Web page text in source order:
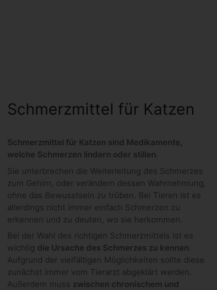
Schmerzmittel für Katzen
Schmerzmittel für Katzen sind Medikamente,
welche Schmerzen lindern oder stillen.
Sie unterbrechen die Weiterleitung des Schmerzes
zum Gehirn, oder verändern dessen Wahrnehmung,
ohne das Bewusstsein zu trüben. Bei Tieren ist es
allerdings nicht immer einfach Schmerzen zu
erkennen und zu deuten, wo sie herkommen.
Bei der Wahl des richtigen Schmerzmittels ist es
wichtig die Ursache des Schmerzes zu kennen.
Aufgrund der vielfältigen Möglichkeiten sollte diese
zunächst immer vom Tierarzt abgeklärt werden.
Außerdem muss zwischen chronischem und